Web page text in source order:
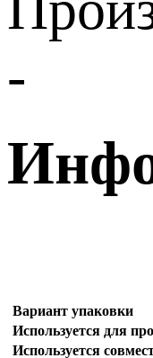
-
Вариант упаковки
Используется для
Используется